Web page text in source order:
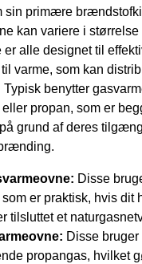
sin primære
kan variere i størrelse
er alle designet til
varme, som kan
benytter
propan, som er
grund af deres
Disse
er praktisk, hvis dit
tilsluttet et
Disse bruger
propangas, hvilket